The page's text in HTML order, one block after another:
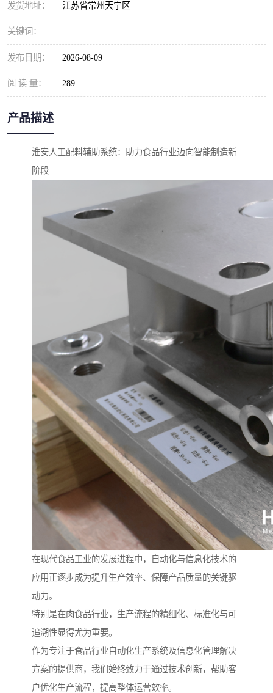
发货地址： 江苏省常州天宁区
关键词：
发布日期： 2026-08-09
阅 读 量： 289
产品描述
淮安人工配料辅助系统：助力食品行业迈向智能制造新
阶段
在现代食品工业的发展进程中，自动化与信息化技术的
应用正逐步成为提升生产效率、保障产品质量的关键驱
动力。
特别是在肉食品行业，生产流程的精细化、标准化与可
追溯性显得尤为重要。
作为专注于食品行业自动化生产系统及信息化管理解决
方案的提供商，我们始终致力于通过技术创新，帮助客
户优化生产流程，提高整体运营效率。